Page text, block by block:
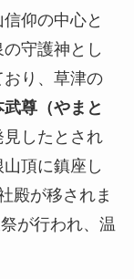
仰の中心と
守護神とし
り、草津の
武尊（やまと
したとされ
頂に鎮座し
殿が移されま
が行われ、温